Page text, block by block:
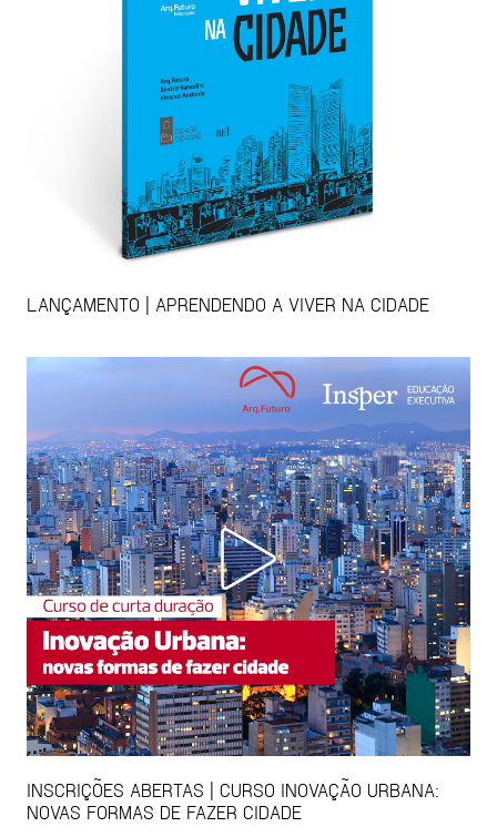
LANÇAMENTO | APRENDENDO A VIVER NA CIDADE
INSCRIÇÕES ABERTAS | CURSO INOVAÇÃO URBANA:
NOVAS FORMAS DE FAZER CIDADE